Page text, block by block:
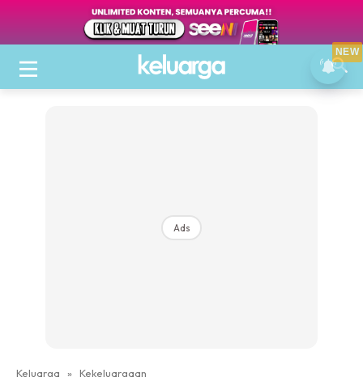
Ads
Keluarga » Kekeluargaan
NEW